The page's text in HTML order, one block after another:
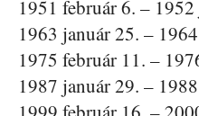
1951 február 6. –
1963 január 25. –
1975 február 11. –
1987 január 29. –